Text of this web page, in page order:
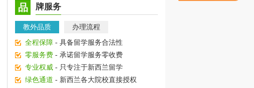
品 牌服务
教外品质 办理流程
全程保障 - 具备留学服务合法性
零服务费 - 承诺留学服务零收费
专业权威 - 只专注于新西兰留学
绿色通道 - 新西兰各大院校直接授权